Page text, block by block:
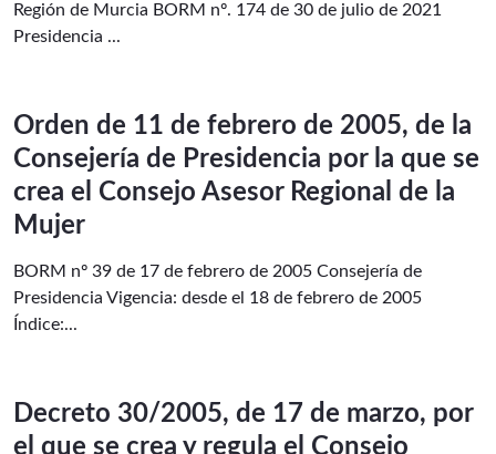
Región de Murcia BORM nº. 174 de 30 de julio de 2021
Presidencia ...
Orden de 11 de febrero de 2005, de la
Consejería de Presidencia por la que se
crea el Consejo Asesor Regional de la
Mujer
BORM nº 39 de 17 de febrero de 2005 Consejería de
Presidencia Vigencia: desde el 18 de febrero de 2005
Índice:...
Decreto 30/2005, de 17 de marzo, por
el que se crea y regula el Consejo